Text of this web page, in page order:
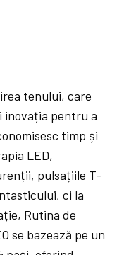
tenului, care
inovația pentru a
timp și
LED,
pulsațiile T-
ci la
Rutina de
se bazează pe un